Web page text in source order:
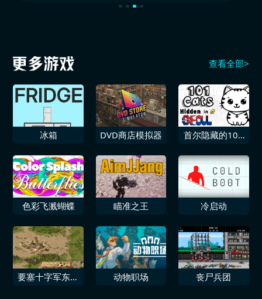
查看全部>
冰箱 DVD商店模拟器
首尔隐藏的101
色彩飞溅蝴蝶 瞄准之王 冷启动
要塞十字军东征
动物职场 丧尸兵团